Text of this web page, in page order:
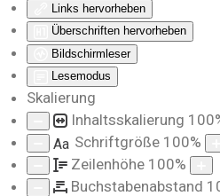
Links hervorheben
Überschriften hervorheben
Bildschirmleser
Lesemodus
Skalierung
Inhaltsskalierung 100
Aa Schriftgröße 100%
Zeilenhöhe 100%
Buchstabenabstand